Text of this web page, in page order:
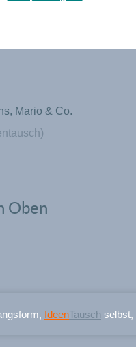
Mario & Co.
Oben
IdeenTausch selbst,